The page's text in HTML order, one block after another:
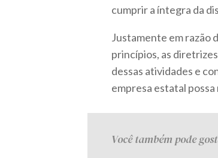
cumprir a íntegra da
Justamente em razão
princípios, as
dessas atividades e
empresa estatal
Você também pode